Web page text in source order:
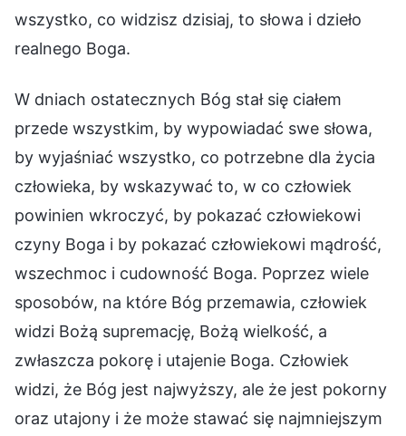
wszystko, co widzisz dzisiaj, to słowa i dzieło
realnego Boga.
W dniach ostatecznych Bóg stał się ciałem
przede wszystkim, by wypowiadać swe słowa,
by wyjaśniać wszystko, co potrzebne dla życia
człowieka, by wskazywać to, w co człowiek
powinien wkroczyć, by pokazać człowiekowi
czyny Boga i by pokazać człowiekowi mądrość,
wszechmoc i cudowność Boga. Poprzez wiele
sposobów, na które Bóg przemawia, człowiek
widzi Bożą supremację, Bożą wielkość, a
zwłaszcza pokorę i utajenie Boga. Człowiek
widzi, że Bóg jest najwyższy, ale że jest pokorny
oraz utajony i że może stawać się najmniejszym